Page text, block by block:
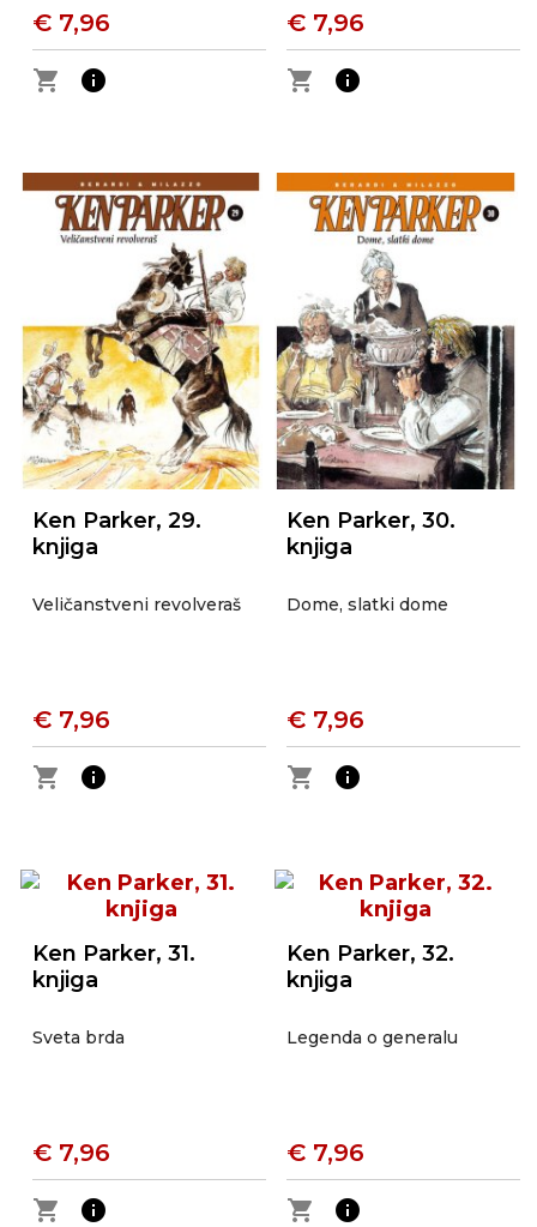
€ 7,96
shopping_cart
info
€ 7,96
shopping_cart
info
Ken Parker, 29.
knjiga
Veličanstveni revolveraš
€ 7,96
shopping_cart
info
Ken Parker, 30.
knjiga
Dome, slatki dome
€ 7,96
shopping_cart
info
Ken Parker, 31.
knjiga
Sveta brda
€ 7,96
shopping_cart
info
Ken Parker, 32.
knjiga
Legenda o generalu
€ 7,96
shopping_cart
info